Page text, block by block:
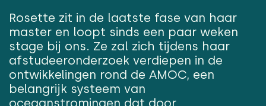
Rosette zit in de laatste fase van haar
master en loopt sinds een paar weken
stage bij ons. Ze zal zich tijdens haar
afstudeeronderzoek verdiepen in de
ontwikkelingen rond de AMOC, een
belangrijk systeem van